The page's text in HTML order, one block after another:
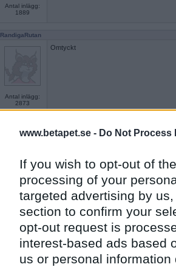
www.betapet.se - Do Not Process
If you wish to opt-out of
processing of your
targeted advertising by
section to confirm your
opt-out request is
interest-based ads based
us or personal
Antal inlägg:
1889
RandigaRutan
Antal inlägg:
2873
Omtyckt
Antal inlägg:
7110
Käck
Pigg